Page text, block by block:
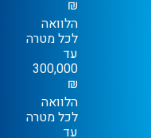
₪
הלוואה
לכל מטרה
עד
300,000
₪
הלוואה
לכל מטרה
עד